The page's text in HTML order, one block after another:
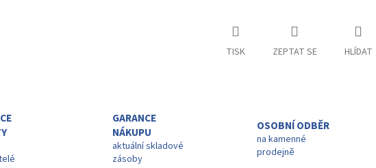
TISK ZEPTAT SE HLÍDAT
GARANCE
NÁKUPU
aktuální skladové
zásoby
OSOBNÍ ODBĚR
na kamenné
prodejně